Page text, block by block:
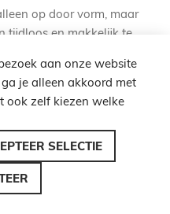
op door vorm, maar
tijdloos en makkelijk te
perzik maken de lamp
zorgen voor een luxere
Sollux-serie te
Denk aan Karbon
plafondlamp in de
aan onze website
ga je alleen akkoord met
ook zelf kiezen welke
SELECTIE